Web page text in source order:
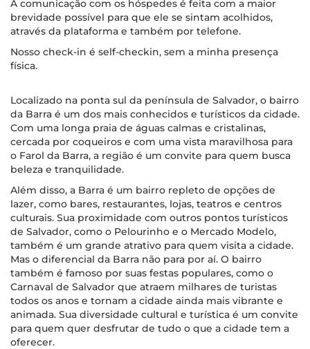
A comunicação com os hóspedes é feita com a maior
brevidade possível para que ele se sintam acolhidos,
através da plataforma e também por telefone.
Nosso check-in é self-checkin, sem a minha presença
física.
Localizado na ponta sul da península de Salvador, o bairro
da Barra é um dos mais conhecidos e turísticos da cidade.
Com uma longa praia de águas calmas e cristalinas,
cercada por coqueiros e com uma vista maravilhosa para
o Farol da Barra, a região é um convite para quem busca
beleza e tranquilidade.
Além disso, a Barra é um bairro repleto de opções de
lazer, como bares, restaurantes, lojas, teatros e centros
culturais. Sua proximidade com outros pontos turísticos
de Salvador, como o Pelourinho e o Mercado Modelo,
também é um grande atrativo para quem visita a cidade.
Mas o diferencial da Barra não para por aí. O bairro
também é famoso por suas festas populares, como o
Carnaval de Salvador que atraem milhares de turistas
todos os anos e tornam a cidade ainda mais vibrante e
animada. Sua diversidade cultural e turística é um convite
para quem quer desfrutar de tudo o que a cidade tem a
oferecer.